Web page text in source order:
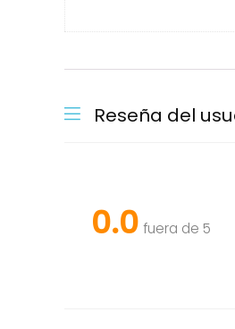
Reseña del
0.0 fuera de 5